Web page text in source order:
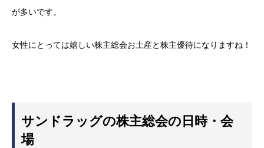
が多いです。
女性にとっては嬉しい株主総会お土産と株主優待になりますね！
サンドラッグの株主総会の日時・会
場